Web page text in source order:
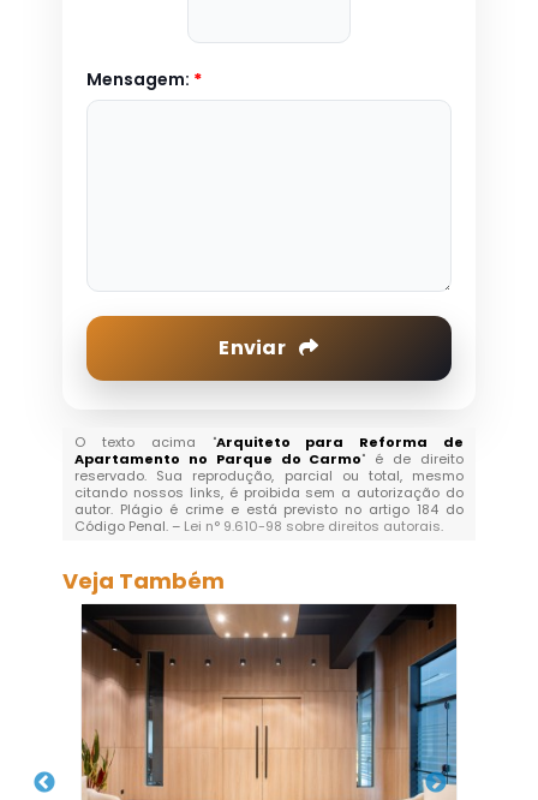
Mensagem: *
Enviar
O texto acima "Arquiteto para Reforma de
Apartamento no Parque do Carmo" é de direito
reservado. Sua reprodução, parcial ou total, mesmo
citando nossos links, é proibida sem a autorização do
autor. Plágio é crime e está previsto no artigo 184 do
Código Penal. – Lei n° 9.610-98 sobre direitos autorais.
Veja Também